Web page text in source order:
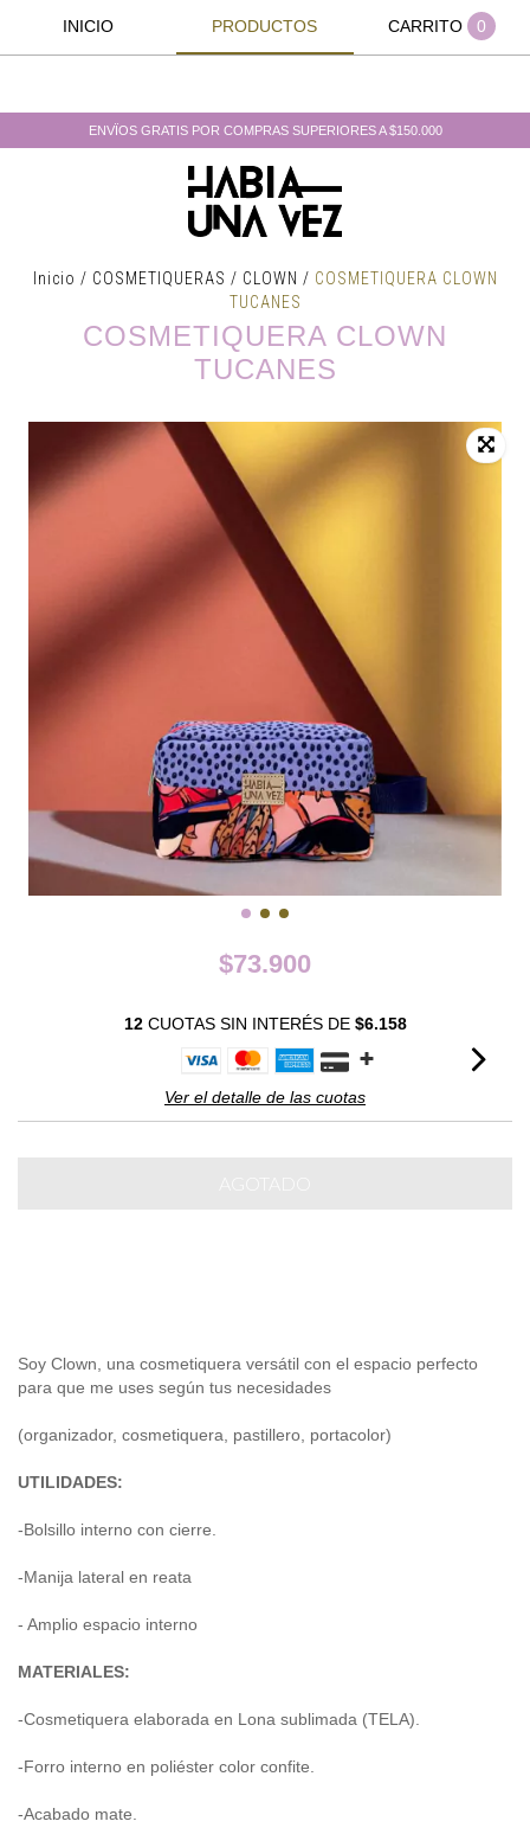
INICIO PRODUCTOS CARRITO 0
ENVÏOS GRATIS POR COMPRAS SUPERIORES A $150.000
Inicio / COSMETIQUERAS / CLOWN / COSMETIQUERA CLOWN
TUCANES
COSMETIQUERA CLOWN
TUCANES
$73.900
12CUOTAS SIN INTERÉS DE $6.158
Ver el detalle de las cuotas
Soy Clown, una cosmetiquera versátil con el espacio perfecto
para que me uses según tus necesidades
(organizador, cosmetiquera, pastillero, portacolor)
UTILIDADES:
-Bolsillo interno con cierre.
-Manija lateral en reata
- Amplio espacio interno
MATERIALES:
-Cosmetiquera elaborada en Lona sublimada (TELA).
-Forro interno en poliéster color confite.
-Acabado mate.